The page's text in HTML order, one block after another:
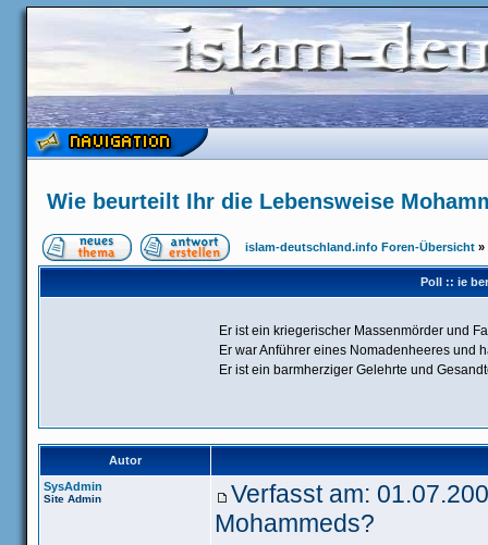
Wie beurteilt Ihr die Lebensweise
islam-deutschland.info Foren-Übersicht »
Poll :: ie
Er ist ein kriegerischer Massenmörder und
Er war Anführer eines Nomadenheeres und
Er ist ein barmherziger Gelehrte und
Autor
SysAdmin
Site Admin
Verfasst am:
Mohammeds?